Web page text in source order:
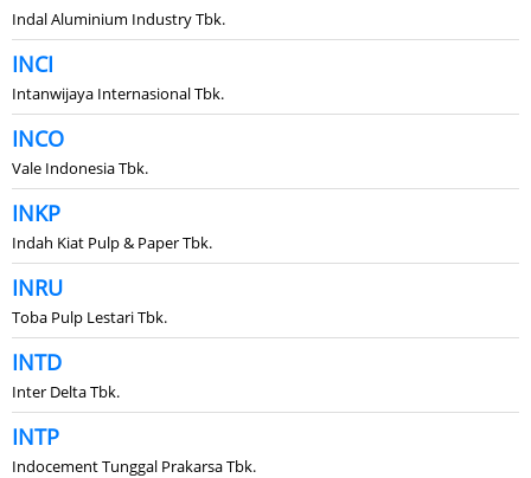
Indal Aluminium Industry Tbk.
INCI
Intanwijaya Internasional Tbk.
INCO
Vale Indonesia Tbk.
INKP
Indah Kiat Pulp & Paper Tbk.
INRU
Toba Pulp Lestari Tbk.
INTD
Inter Delta Tbk.
INTP
Indocement Tunggal Prakarsa Tbk.